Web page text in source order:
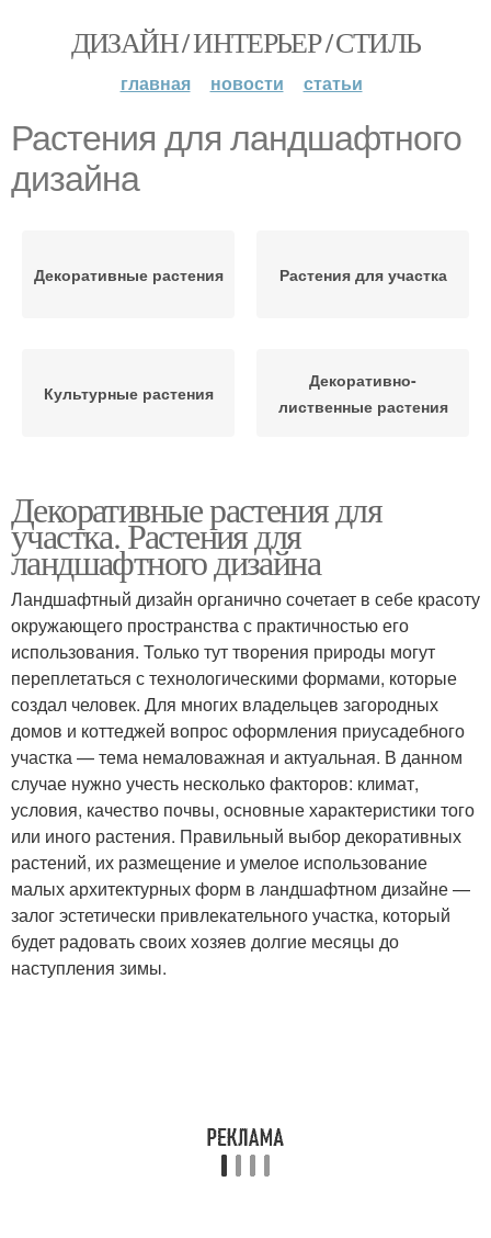
ДИЗАЙН / ИНТЕРЬЕР / СТИЛЬ
главная новости статьи
Растения для ландшафтного
дизайна
Декоративные растения Растения для участка
Культурные растения
Декоративно-
лиственные растения
Декоративные растения для
участка. Растения для
ландшафтного дизайна
Ландшафтный дизайн органично сочетает в себе красоту
окружающего пространства с практичностью его
использования. Только тут творения природы могут
переплетаться с технологическими формами, которые
создал человек. Для многих владельцев загородных
домов и коттеджей вопрос оформления приусадебного
участка — тема немаловажная и актуальная. В данном
случае нужно учесть несколько факторов: климат,
условия, качество почвы, основные характеристики того
или иного растения. Правильный выбор декоративных
растений, их размещение и умелое использование
малых архитектурных форм в ландшафтном дизайне —
залог эстетически привлекательного участка, который
будет радовать своих хозяев долгие месяцы до
наступления зимы.